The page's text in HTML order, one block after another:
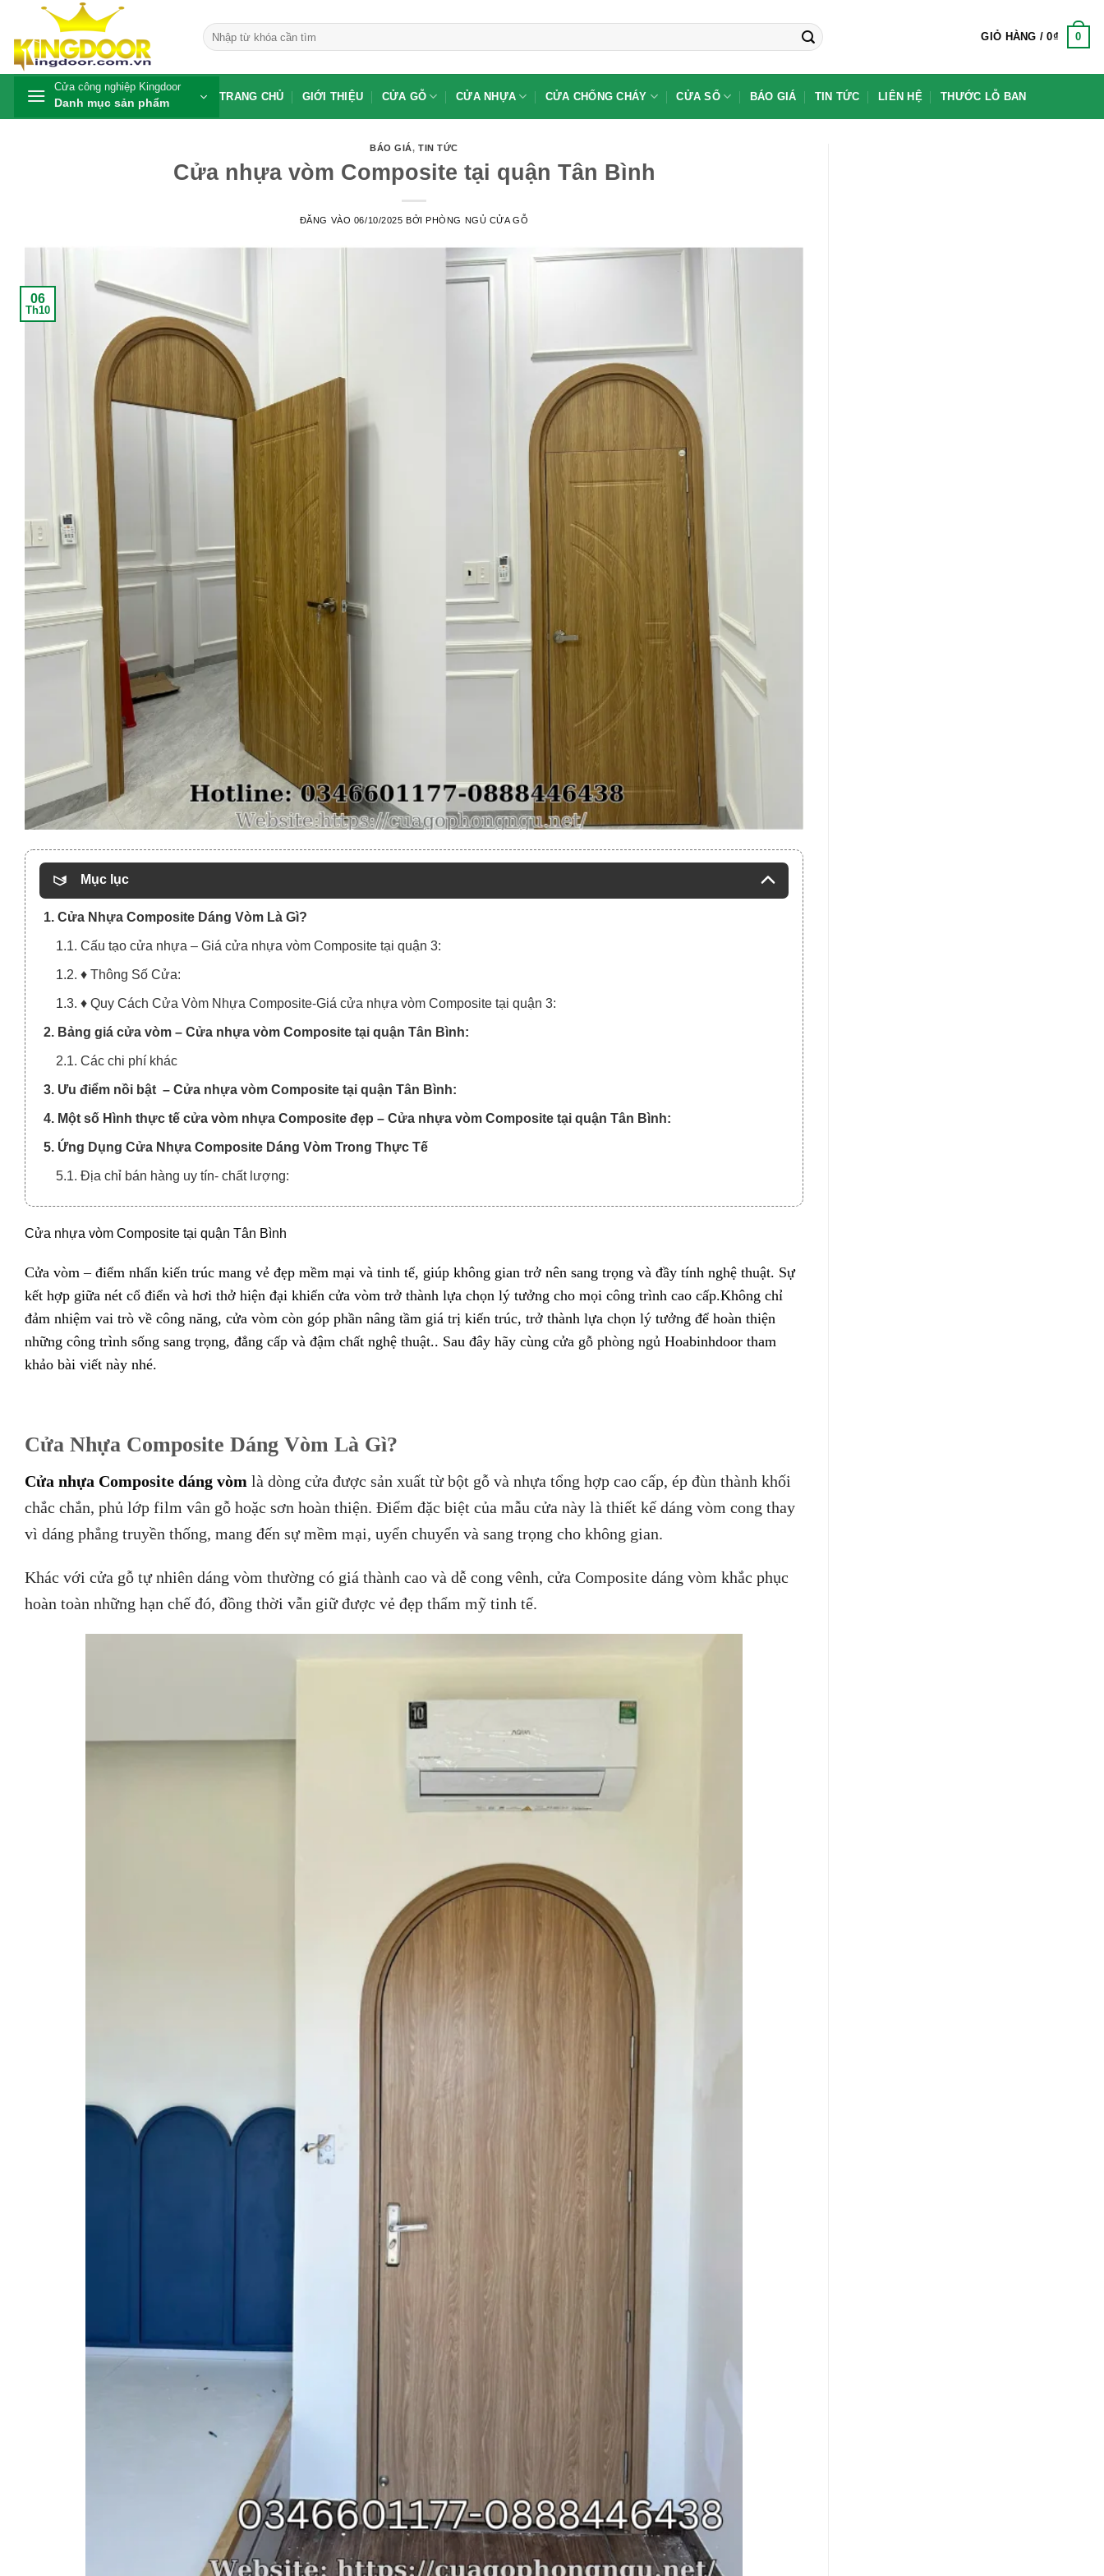
nội
dung
Tìm
kiếm:
GIỎ HÀNG /0₫ 0
Cửa công nghiệp Kingdoor
Danh mục sản phẩm TRANG CHỦ GIỚI THIỆU CỬA GỖ CỬA NHỰA CỬA CHỐNG CHÁY CỬA SỔ BÁO GIÁ TIN TỨC LIÊN HỆ THƯỚC LỖ BAN
BÁO GIÁ,TIN TỨC
Cửa nhựa vòm Composite tại quận Tân Bình
ĐĂNG VÀO 06/10/2025 BỞIPHÒNG NGỦ CỬA GỖ
06
Th10
Mục lục
1. Cửa Nhựa Composite Dáng Vòm Là Gì?
1.1. Cấu tạo cửa nhựa – Giá cửa nhựa vòm Composite tại quận 3:
1.2. ♦ Thông Số Cửa:
1.3. ♦ Quy Cách Cửa Vòm Nhựa Composite-Giá cửa nhựa vòm Composite tại quận 3:
2. Bảng giá cửa vòm – Cửa nhựa vòm Composite tại quận Tân Bình:
2.1. Các chi phí khác
3. Ưu điểm nồi bật – Cửa nhựa vòm Composite tại quận Tân Bình:
4. Một số Hình thực tế cửa vòm nhựa Composite đẹp – Cửa nhựa vòm Composite tại quận Tân Bình:
5. Ứng Dụng Cửa Nhựa Composite Dáng Vòm Trong Thực Tế
5.1. Địa chỉ bán hàng uy tín- chất lượng:
Cửa nhựa vòm Composite tại quận Tân Bình
Cửa vòm – điểm nhấn kiến trúc mang vẻ đẹp mềm mại và tinh tế, giúp không gian trở nên sang trọng và đầy tính nghệ thuật. Sự
kết hợp giữa nét cổ điển và hơi thở hiện đại khiến cửa vòm trở thành lựa chọn lý tưởng cho mọi công trình cao cấp.Không chỉ
đảm nhiệm vai trò về công năng, cửa vòm còn góp phần nâng tầm giá trị kiến trúc, trở thành lựa chọn lý tưởng để hoàn thiện
những công trình sống sang trọng, đẳng cấp và đậm chất nghệ thuật.. Sau đây hãy cùng cửa gỗ phòng ngủ Hoabinhdoor tham
khảo bài viết này nhé.
Cửa Nhựa Composite Dáng Vòm Là Gì?
Cửa nhựa Composite dáng vòm là dòng cửa được sản xuất từ bột gỗ và nhựa tổng hợp cao cấp, ép đùn thành khối
chắc chắn, phủ lớp film vân gỗ hoặc sơn hoàn thiện. Điểm đặc biệt của mẫu cửa này là thiết kế dáng vòm cong thay
vì dáng phẳng truyền thống, mang đến sự mềm mại, uyển chuyển và sang trọng cho không gian.
Khác với cửa gỗ tự nhiên dáng vòm thường có giá thành cao và dễ cong vênh, cửa Composite dáng vòm khắc phục
hoàn toàn những hạn chế đó, đồng thời vẫn giữ được vẻ đẹp thẩm mỹ tinh tế.